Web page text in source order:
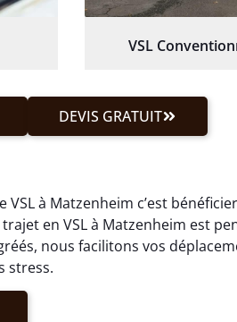
VSL
DEVIS GRATUIT
VSL à Matzenheim c’est
en VSL à Matzenheim est
nous facilitons vos
stress.